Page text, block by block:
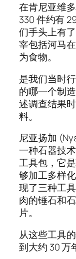
在肯尼亚维
330 件约有
们手头上有
宰包括河马
为食物。
是我们当时
的哪一个制
述调查结果
料。
尼亚扬加
一种石器技
工具包，它
够加工多样
现了三种工
肉的锤石和
片。
从这些工具
到大约 30 万